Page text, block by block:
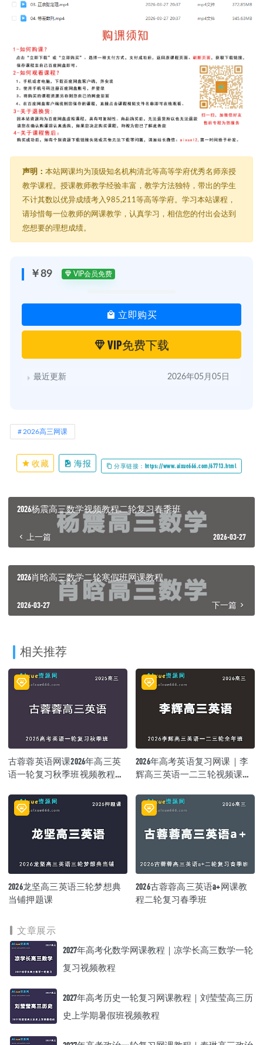
声明： 本站网课均为顶级知名机构清北等高等学府优秀名师亲授
教学课程。授课教师教学经验丰富，教学方法独特，带出的学生
不计其数以优异成绩考入985,211等高等学府。学习本站课程，
请珍惜每一位教师的网课教学，认真学习，相信您的付出会达到
您想要的理想成绩。
￥89 VIP会员免费
立即购买
VIP免费下载
最近更新 2026年05月05日
2026高三网课
收藏 海报 分享链接：https://www.aixue666.com/67713.html
2026杨震高三数学视频教程二轮复习春季班
上一篇 2026-03-27
2026肖晗高三数学二轮寒假班网课教程
2026-03-27 下一篇
相关推荐
古蓉蓉英语网课2026年高三英
语一轮复习秋季班视频教程
2026年高考英语复习网课｜李
辉高三英语一二三轮视频课程
2026龙坚高三英语三轮梦想典
当铺押题课
2026古蓉蓉高三英语a+网课教
程二轮复习春季班
文章展示
2027年高考化数学网课教程｜凉学长高三数学一轮
复习视频教程
2027年高考历史一轮复习网课教程｜刘莹莹高三历
史上学期暑假班视频教程